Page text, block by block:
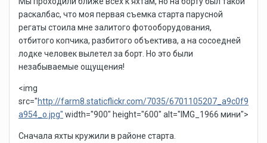
раскалбас, что моя первая съемка старта парусной
регаты стоила мне залитого фотооборудования,
отбитого копчика, разбитого объектива, а на сосоедней
лодке человек вылетел за борт. Но это были
незабываемые ощущения!
<img
src="http://farm8.staticflickr.com/7035/6701105207_a9c0f9
a954_o.jpg" width="900" height="600" alt="IMG_1966 мини">
Сначала яхты кружили в районе старта.